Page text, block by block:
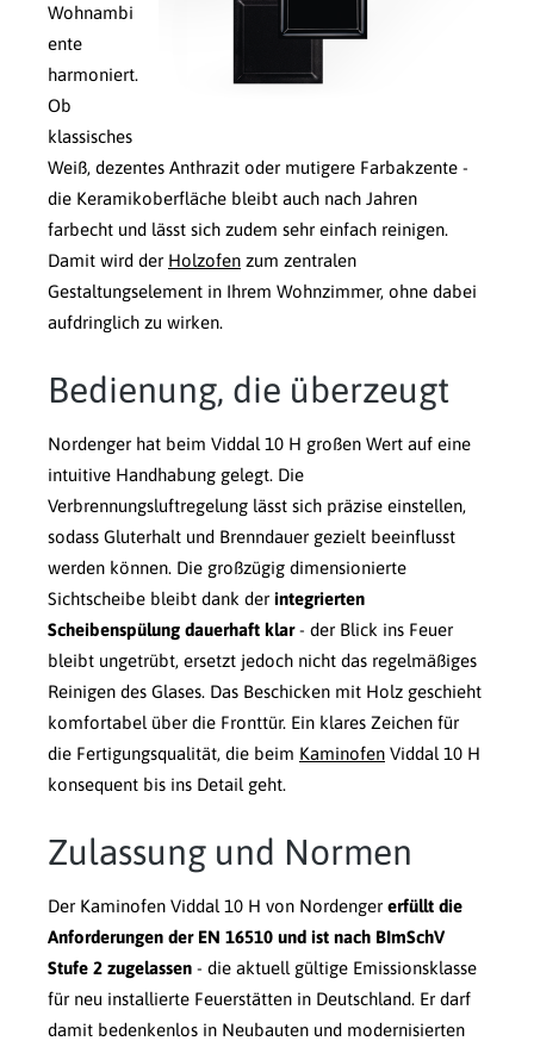
Wohnambi
ente
harmoniert.
Ob
klassisches
Weiß, dezentes Anthrazit oder mutigere Farbakzente -
die Keramikoberfläche bleibt auch nach Jahren
farbecht und lässt sich zudem sehr einfach reinigen.
Damit wird der Holzofen zum zentralen
Gestaltungselement in Ihrem Wohnzimmer, ohne dabei
aufdringlich zu wirken.
Bedienung, die überzeugt
Nordenger hat beim Viddal 10 H großen Wert auf eine
intuitive Handhabung gelegt. Die
Verbrennungsluftregelung lässt sich präzise einstellen,
sodass Gluterhalt und Brenndauer gezielt beeinflusst
werden können. Die großzügig dimensionierte
Sichtscheibe bleibt dank der integrierten
Scheibenspülung dauerhaft klar- der Blick ins Feuer
bleibt ungetrübt, ersetzt jedoch nicht das regelmäßiges
Reinigen des Glases. Das Beschicken mit Holz geschieht
komfortabel über die Fronttür. Ein klares Zeichen für
die Fertigungsqualität, die beim Kaminofen Viddal 10 H
konsequent bis ins Detail geht.
Zulassung und Normen
Der Kaminofen Viddal 10 H von Nordenger erfüllt die
Anforderungen der EN 16510 und ist nach BImSchV
Stufe 2 zugelassen - die aktuell gültige Emissionsklasse
für neu installierte Feuerstätten in Deutschland. Er darf
damit bedenkenlos in Neubauten und modernisierten